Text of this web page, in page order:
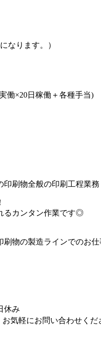
なります。）
働×20日稼働＋各種手当)
印刷物全般の印刷工程業務
るカンタン作業です◎
物の製造ラインでのお仕
休み
気軽にお問い合わせくだ